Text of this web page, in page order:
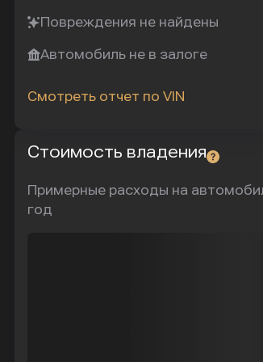
Повреждения не найдены
Автомобиль не в залоге
Смотреть отчет по VIN
Стоимость владения
Примерные расходы на
год